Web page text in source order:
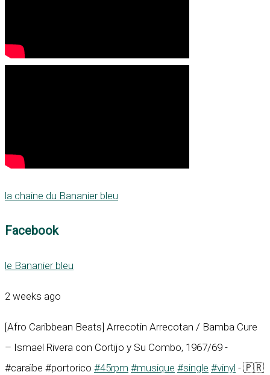
la chaine du Bananier bleu
Facebook
le Bananier bleu
2 weeks ago
[Afro Caribbean Beats] Arrecotin Arrecotan / Bamba Cure
– Ismael Rivera con Cortijo y Su Combo, 1967/69 -
#caraïbe #portorico #45rpm #musique #single #vinyl - 🇵🇷